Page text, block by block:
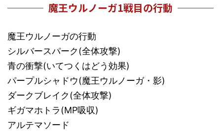
魔王ウルノーガ1戦目の行動
魔王ウルノーガの行動
シルバースパーク(全体攻撃)
青の衝撃(いてつくはどう効果)
パープルシャドウ(魔王ウルノーガ・影)
ダークブレイク(全体攻撃)
ギガマホトラ(MP吸収)
アルテマソード